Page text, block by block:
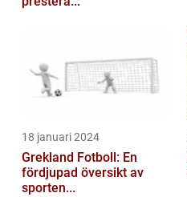
18 januari 2024
Grekland Fotboll: En
fördjupad översikt av
sporten...